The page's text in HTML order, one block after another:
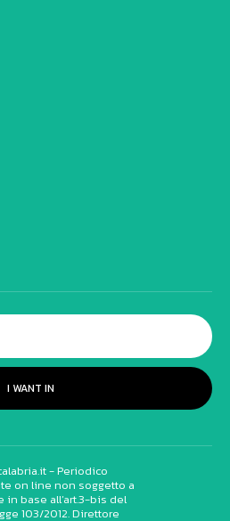
I WANT IN
- Periodico
on line non soggetto a
in base all’art.3-bis del
103/2012. Direttore